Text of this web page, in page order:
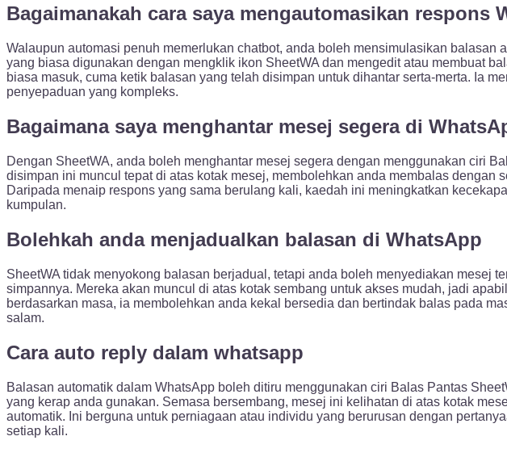
Bagaimanakah cara saya mengautomasikan respons
Walaupun automasi penuh memerlukan chatbot, anda boleh mensimulasikan
yang biasa digunakan dengan mengklik ikon SheetWA dan mengedit atau membuat
biasa masuk, cuma ketik balasan yang telah disimpan untuk dihantar serta-merta. Ia
penyepaduan yang kompleks.
Bagaimana saya menghantar mesej segera di
Dengan SheetWA, anda boleh menghantar mesej segera dengan menggunakan ciri
disimpan ini muncul tepat di atas kotak mesej, membolehkan anda membalas
Daripada menaip respons yang sama berulang kali, kaedah ini meningkatkan
kumpulan.
Bolehkah anda menjadualkan balasan di WhatsApp
SheetWA tidak menyokong balasan berjadual, tetapi anda boleh menyediakan mesej
simpannya. Mereka akan muncul di atas kotak sembang untuk akses mudah, jadi
berdasarkan masa, ia membolehkan anda kekal bersedia dan bertindak balas pada
salam.
Cara auto reply dalam whatsapp
Balasan automatik dalam WhatsApp boleh ditiru menggunakan ciri Balas Pantas
yang kerap anda gunakan. Semasa bersembang, mesej ini kelihatan di atas kotak
automatik. Ini berguna untuk perniagaan atau individu yang berurusan dengan
setiap kali.